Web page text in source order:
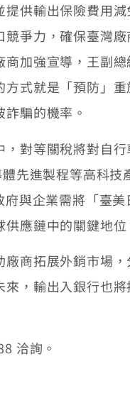
供輸出保險費用
爭力，確保臺灣
加強宣導，王副
式就是「預防」
騙的機率。
對等關稅將對自
先進製程等高科
與企業需將「臺
應鏈中的關鍵地位
商拓展外銷市場
，輸出入銀行也
洽詢。